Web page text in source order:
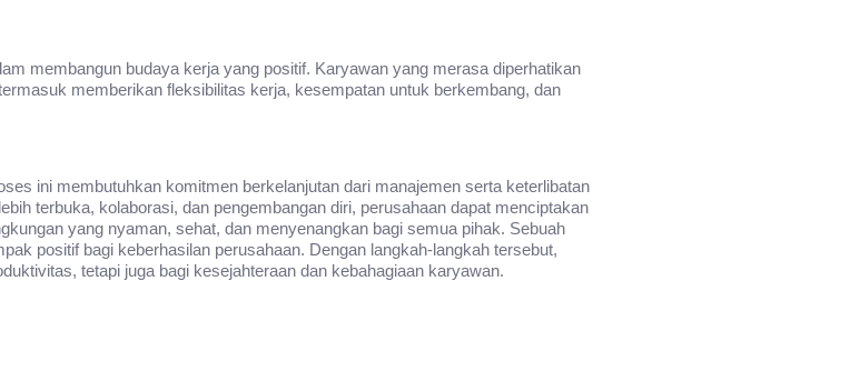
membangun budaya kerja yang positif. Karyawan yang merasa diperhatikan
memberikan fleksibilitas kerja, kesempatan untuk berkembang, dan
ini membutuhkan komitmen berkelanjutan dari manajemen serta keterlibatan
terbuka, kolaborasi, dan pengembangan diri, perusahaan dapat menciptakan
yang nyaman, sehat, dan menyenangkan bagi semua pihak. Sebuah
positif bagi keberhasilan perusahaan. Dengan langkah-langkah tersebut,
tetapi juga bagi kesejahteraan dan kebahagiaan karyawan.